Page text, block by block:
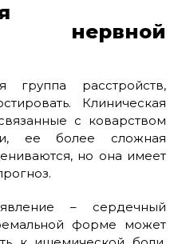
нервной
группа расстройств,
Клиническая
с коварством
ее более сложная
но она имеет
– сердечный
форме может